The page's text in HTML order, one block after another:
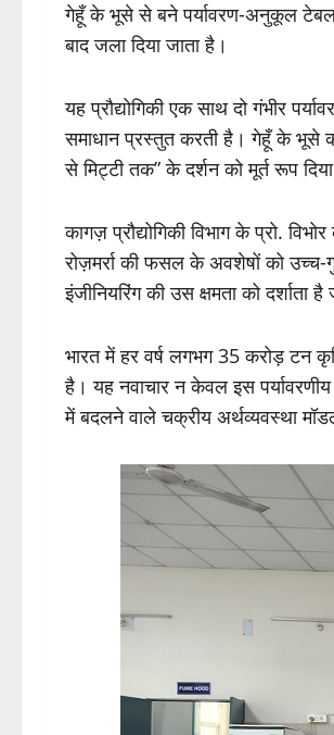
गेहूँ के भूसे से बने पर्यावरण-अनुकूल
बाद जला दिया जाता है।
यह प्रौद्योगिकी एक साथ दो गंभीर
समाधान प्रस्तुत करती है। गेहूँ के भूसे
से मिट्टी तक” के दर्शन को मूर्त रूप
कागज़ प्रौद्योगिकी विभाग के प्रो.
रोज़मर्रा की फसल के अवशेषों को उच्च-
इंजीनियरिंग की उस क्षमता को दर्शाता
भारत में हर वर्ष लगभग 35 करोड़ टन
है। यह नवाचार न केवल इस
में बदलने वाले चक्रीय अर्थव्यवस्था